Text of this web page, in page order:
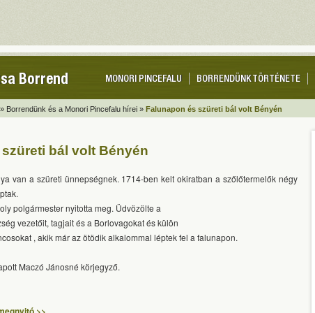
Borrend BORRENDÜNK TÖRTÉNETE
MONORI PINCEFALU
Borrendünk és a Monori Pincefalu hírei » Falunapon és szüreti bál volt Bényén
bál volt Bényén
van a szüreti ünnepségnek. 1714-ben kelt okiratban a szőlőtermelők négy
polgármester nyitotta meg. Üdvözölte a
vezetőit, tagjait és a Borlovagokat és külön
, akik már az ötödik alkalommal léptek fel a falunapon.
Maczó Jánosné körjegyző.